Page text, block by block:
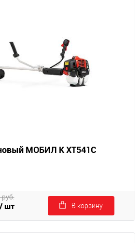
МОБИЛ К XT541C
/ шт
руб.
В корзину